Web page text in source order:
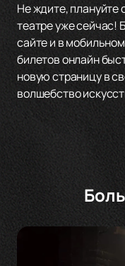
Не ждите, плануйте
театре уже сейчас!
сайте и в
билетов онлайн
новую страницу в
волшебство